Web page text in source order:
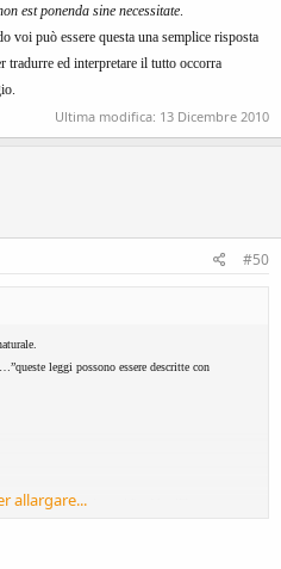
est ponenda sine necessitate
voi può essere questa una semplice risposta
tradurre ed interpretare il tutto occorra
Ultima modifica: 13 Dicembre 2010
#50
leggi possono essere descritte con
valida risposta ai nostri "problemi"?
allargare...